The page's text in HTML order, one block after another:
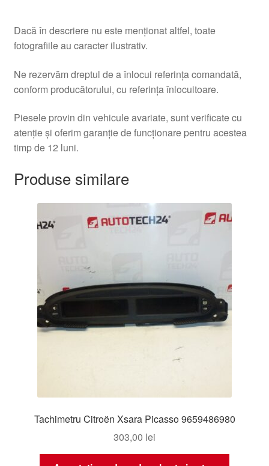
Dacă în descriere nu este menționat altfel, toate
fotografiile au caracter ilustrativ.
Ne rezervăm dreptul de a înlocui referința comandată,
conform producătorului, cu referința înlocuitoare.
Piesele provin din vehicule avariate, sunt verificate cu
atenție și oferim garanție de funcționare pentru acestea
timp de 12 luni.
Produse similare
Tachimetru Citroën Xsara Picasso 9659486980
303,00 lei